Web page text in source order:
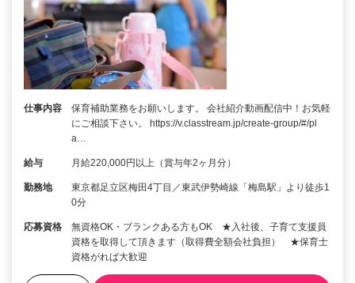
仕事内容
保育補助業務をお願いします。 会社紹介動画配信中！お気軽
にご相談下さい。 https://v.classtream.jp/create-group/#/pl
a…
給与 月給220,000円以上（賞与年2ヶ月分）
勤務地
東京都足立区梅田4丁目／東武伊勢崎線「梅島駅」より徒歩1
0分
応募資格
無資格OK・ブランクある方もOK ★入社後、子育て支援員
資格を取得して頂きます（取得費全額会社負担） ★保育士
資格がれば大歓迎